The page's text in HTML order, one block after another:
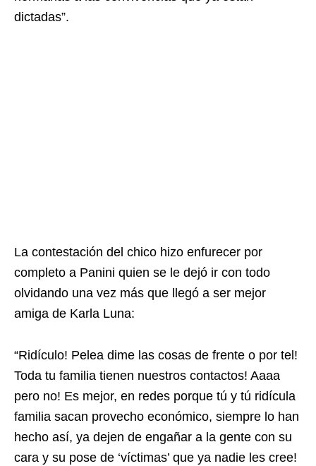
dictadas”.
La contestación del chico hizo enfurecer por
completo a Panini quien se le dejó ir con todo
olvidando una vez más que llegó a ser mejor
amiga de Karla Luna:
“Ridículo! Pelea dime las cosas de frente o por tel!
Toda tu familia tienen nuestros contactos! Aaaa
pero no! Es mejor, en redes porque tú y tú ridícula
familia sacan provecho económico, siempre lo han
hecho así, ya dejen de engañar a la gente con su
cara y su pose de ‘víctimas’ que ya nadie les cree!